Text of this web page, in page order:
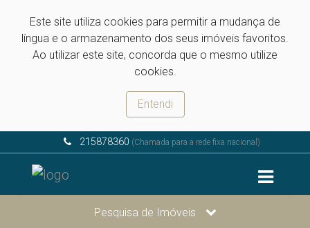
Este site utiliza cookies para permitir a mudança de
língua e o armazenamento dos seus imóveis favoritos.
Ao utilizar este site, concorda que o mesmo utilize
cookies.
Entendi
215878360 (Chamada para a rede fixa nacional)
Pesquisa de Imóveis